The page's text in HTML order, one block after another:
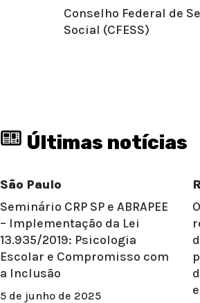
Conselho Federal de
Social (CFESS)
Últimas notícias
São Paulo
Seminário CRP SP e ABRAPEE
– Implementação da Lei
13.935/2019: Psicologia
Escolar e Compromisso com
a Inclusão
5 de junho de 2025